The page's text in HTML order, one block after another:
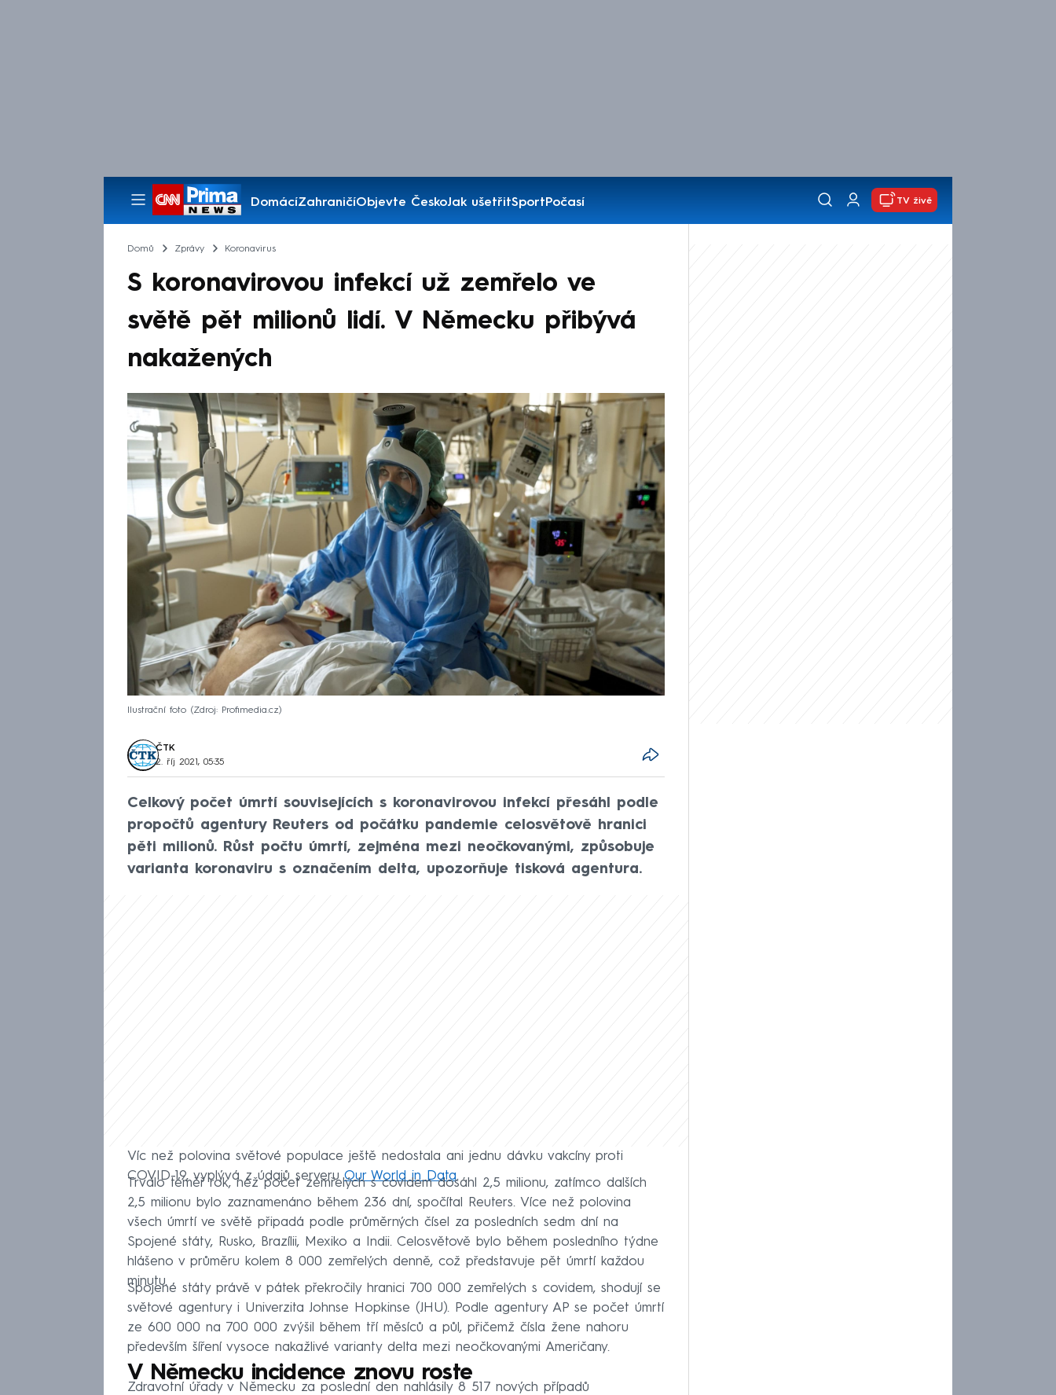
DomácíZahraničíObjevte ČeskoJak ušetřitSportPočasí
Pořady
TV živě
Domů Zprávy Koronavirus
S koronavirovou infekcí už zemřelo ve
světě pět milionů lidí. V Německu přibývá
nakažených
Ilustrační foto Zdroj: Profimedia.cz
ČTK
2. říj 2021, 05:35
Celkový počet úmrtí souvisejících s koronavirovou infekcí přesáhl podle
propočtů agentury Reuters od počátku pandemie celosvětově hranici
pěti milionů. Růst počtu úmrtí, zejména mezi neočkovanými, způsobuje
varianta koronaviru s označením delta, upozorňuje tisková agentura.
Víc než polovina světové populace ještě nedostala ani jednu dávku vakcíny proti
COVID-19, vyplývá z údajů serveruOur World in Data.
Trvalo téměř rok, než počet zemřelých s covidem dosáhl 2,5 milionu, zatímco dalších
2,5 milionu bylo zaznamenáno během 236 dní, spočítal Reuters. Více než polovina
všech úmrtí ve světě připadá podle průměrných čísel za posledních sedm dní na
Spojené státy, Rusko, Brazílii, Mexiko a Indii. Celosvětově bylo během posledního týdne
hlášeno v průměru kolem 8 000 zemřelých denně, což představuje pět úmrtí každou
minutu.
Spojené státy právě v pátek překročily hranici 700 000 zemřelých s covidem, shodují se
světové agentury i Univerzita Johnse Hopkinse (JHU). Podle agentury AP se počet úmrtí
ze 600 000 na 700 000 zvýšil během tří měsíců a půl, přičemž čísla žene nahoru
především šíření vysoce nakažlivé varianty delta mezi neočkovanými Američany.
V Německu incidence znovu roste
Zdravotní úřady v Německu za poslední den nahlásily 8 517 nových případů